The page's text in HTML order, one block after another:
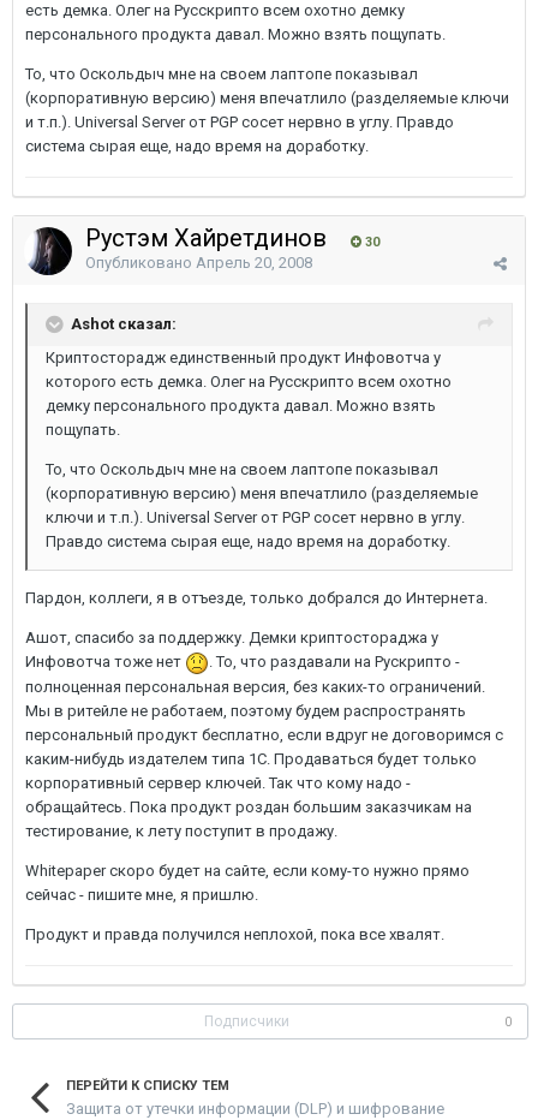
есть демка. Олег на Русскрипто всем охотно демку
персонального продукта давал. Можно взять пощупать.
То, что Оскольдыч мне на своем лаптопе показывал
(корпоративную версию) меня впечатлило (разделяемые ключи
и т.п.). Universal Server от PGP сосет нервно в углу. Правдо
система сырая еще, надо время на доработку.
Рустэм Хайретдинов 30
Опубликовано Апрель 20, 2008
Ashot сказал:
Криптосторадж единственный продукт Инфовотча у
которого есть демка. Олег на Русскрипто всем охотно
демку персонального продукта давал. Можно взять
пощупать.
То, что Оскольдыч мне на своем лаптопе показывал
(корпоративную версию) меня впечатлило (разделяемые
ключи и т.п.). Universal Server от PGP сосет нервно в углу.
Правдо система сырая еще, надо время на доработку.
Пардон, коллеги, я в отъезде, только добрался до Интернета.
Ашот, спасибо за поддержку. Демки криптостораджа у
Инфовотча тоже нет
. То, что раздавали на Рускрипто -
полноценная персональная версия, без каких-то ограничений.
Мы в ритейле не работаем, поэтому будем распространять
персональный продукт бесплатно, если вдруг не договоримся с
каким-нибудь издателем типа 1С. Продаваться будет только
корпоративный сервер ключей. Так что кому надо -
обращайтесь. Пока продукт роздан большим заказчикам на
тестирование, к лету поступит в продажу.
Whitepaper скоро будет на сайте, если кому-то нужно прямо
сейчас - пишите мне, я пришлю.
Продукт и правда получился неплохой, пока все хвалят.
Подписчики 0
ПЕРЕЙТИ К СПИСКУ ТЕМ
Защита от утечки информации (DLP) и шифрование